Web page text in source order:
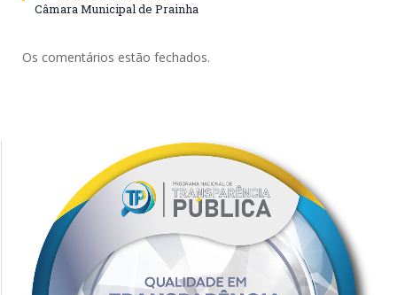
Câmara Municipal de Prainha
Os comentários estão fechados.